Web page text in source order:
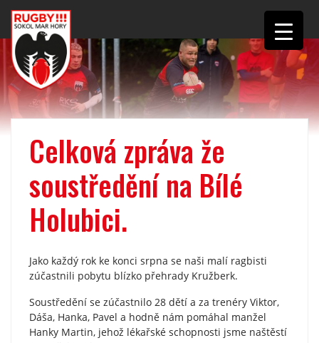
Celková zpráva že
soustředění na Bílé
Holubici.
Jako každý rok ke konci srpna se naši malí ragbisti
zúčastnili pobytu blízko přehrady Kružberk.
Soustředění se zúčastnilo 28 dětí a za trenéry Viktor,
Dáša, Hanka, Pavel a hodně nám pomáhal manžel
Hanky Martin, jehož lékařské schopnosti jsme naštěstí